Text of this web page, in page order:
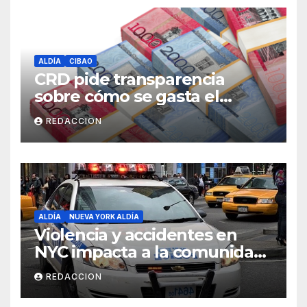
ALDÍA CIBAO
CRD pide transparencia
sobre cómo se gasta el
dinero del Seguro Familiar de
Salud
REDACCION
ALDÍA NUEVA YORK ALDÍA
Violencia y accidentes en
NYC impacta a la comunidad
dominicana
REDACCION